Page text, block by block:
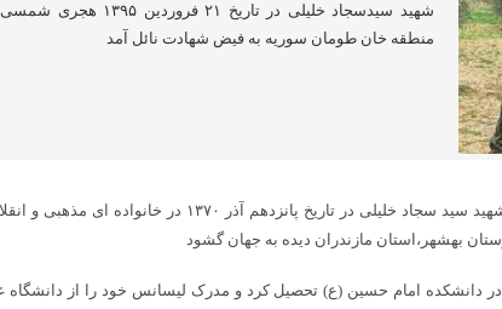
شهید سیدسجاد خلیلی در تاریخ ۲۱ فروردین ۱۳۹۵
منطقه خان طومان سوریه به فیض شهادت نائل آمد
به گزارش پایگاه خبری شباویز،شهید سید سجاد خلیلى در تاریخ پانزدهم آذر ۱۳۷۰ در خانواده اى
بهشهر،استان مازندران دیده به جهان گشود
در دانشکده امام حسین (ع) تحصیل کرد و مدرک لیسانس خود را از دانشگاه